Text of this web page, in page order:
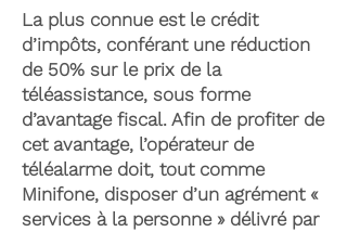
La plus connue est le crédit
d’impôts, conférant une réduction
de 50% sur le prix de la
téléassistance, sous forme
d’avantage fiscal. Afin de profiter de
cet avantage, l’opérateur de
téléalarme doit, tout comme
Minifone, disposer d’un agrément «
services à la personne » délivré par